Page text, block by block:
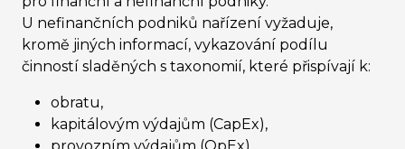
U nefinančních podniků nařízení vyžaduje,
kromě jiných informací, vykazování podílu
činností sladěných s taxonomií, které přispívají k:
obratu,
kapitálovým výdajům (CapEx),